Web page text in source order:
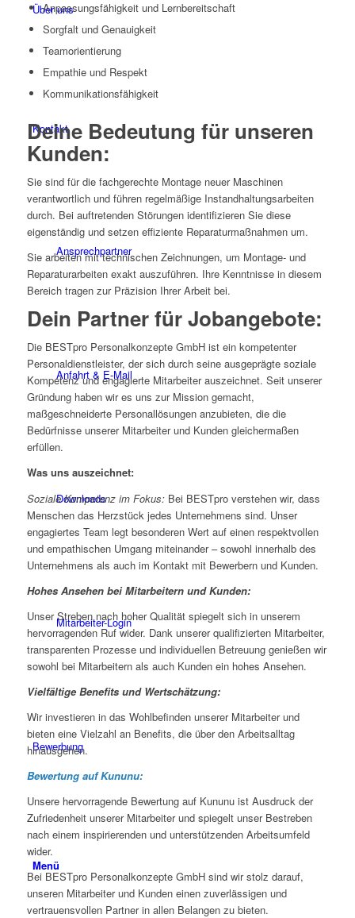
Über uns
Kontakt
Ansprechpartner
Anfahrt & E-Mail
Downloads
Mitarbeiter-Login
Bewerbung
Menü
Anpassungsfähigkeit und Lernbereitschaft
Sorgfalt und Genauigkeit
Teamorientierung
Empathie und Respekt
Kommunikationsfähigkeit
Deine Bedeutung für unseren
Kunden:
Sie sind für die fachgerechte Montage neuer Maschinen
verantwortlich und führen regelmäßige Instandhaltungsarbeiten
durch. Bei auftretenden Störungen identifizieren Sie diese
eigenständig und setzen effiziente Reparaturmaßnahmen um.
Sie arbeiten mit technischen Zeichnungen, um Montage- und
Reparaturarbeiten exakt auszuführen. Ihre Kenntnisse in diesem
Bereich tragen zur Präzision Ihrer Arbeit bei.
Dein Partner für Jobangebote:
Die BESTpro Personalkonzepte GmbH ist ein kompetenter
Personaldienstleister, der sich durch seine ausgeprägte soziale
Kompetenz und engagierte Mitarbeiter auszeichnet. Seit unserer
Gründung haben wir es uns zur Mission gemacht,
maßgeschneiderte Personallösungen anzubieten, die die
Bedürfnisse unserer Mitarbeiter und Kunden gleichermaßen
erfüllen.
Was uns auszeichnet:
Soziale Kompetenz im Fokus:Bei BESTpro verstehen wir, dass
Menschen das Herzstück jedes Unternehmens sind. Unser
engagiertes Team legt besonderen Wert auf einen respektvollen
und empathischen Umgang miteinander – sowohl innerhalb des
Unternehmens als auch im Kontakt mit Bewerbern und Kunden.
Hohes Ansehen bei Mitarbeitern und Kunden:
Unser Streben nach hoher Qualität spiegelt sich in unserem
hervorragenden Ruf wider. Dank unserer qualifizierten Mitarbeiter,
transparenten Prozesse und individuellen Betreuung genießen wir
sowohl bei Mitarbeitern als auch Kunden ein hohes Ansehen.
Vielfältige Benefits und Wertschätzung:
Wir investieren in das Wohlbefinden unserer Mitarbeiter und
bieten eine Vielzahl an Benefits, die über den Arbeitsalltag
hinausgehen.
Bewertung auf Kununu:
Unsere hervorragende Bewertung auf Kununu ist Ausdruck der
Zufriedenheit unserer Mitarbeiter und spiegelt unser Bestreben
nach einem inspirierenden und unterstützenden Arbeitsumfeld
wider.
Bei BESTpro Personalkonzepte GmbH sind wir stolz darauf,
unseren Mitarbeiter und Kunden einen zuverlässigen und
vertrauensvollen Partner in allen Belangen zu bieten.